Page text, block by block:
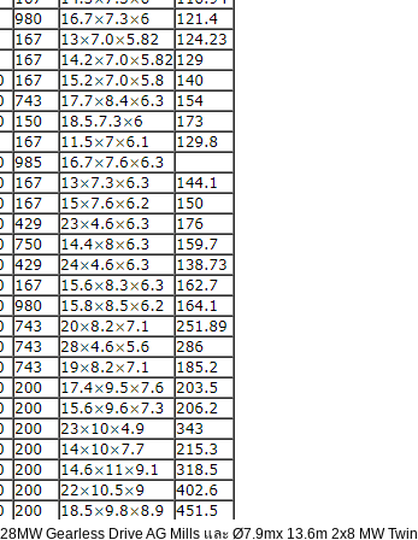
Gearless Drive AG Mills และ Ø7.9mx 13.6m 2x8 MW Twin